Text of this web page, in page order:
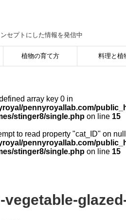
セプトにした情報を発信中
植物の育て方 料理と植
array key 0 in
pennyroyallab.com/
stinger8/single.php on line 15
to read property "cat_ID" on
pennyroyallab.com/
stinger8/single.php on line 15
vegetable-